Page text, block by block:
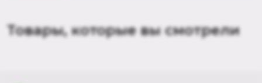
Товары, которые вы смотрели